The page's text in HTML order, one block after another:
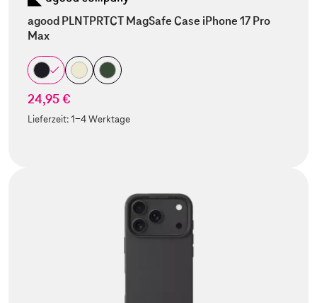
agood PLNTPRTCT MagSafe Case iPhone 17 Pro
Max
24,95 €
Lieferzeit:1-4 Werktage